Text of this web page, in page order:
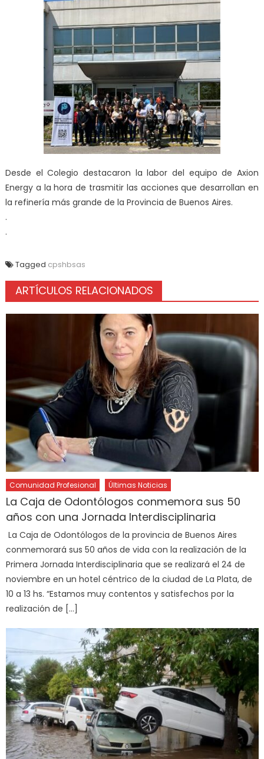
Desde el Colegio destacaron la labor del equipo de Axion
Energy a la hora de trasmitir las acciones que desarrollan en
la refinería más grande de la Provincia de Buenos Aires.
.
.
Tagged cpshbsas
ARTÍCULOS RELACIONADOS
Comunidad Profesional Últimas Noticias
La Caja de Odontólogos conmemora sus 50
años con una Jornada Interdisciplinaria
La Caja de Odontólogos de la provincia de Buenos Aires
conmemorará sus 50 años de vida con la realización de la
Primera Jornada Interdisciplinaria que se realizará el 24 de
noviembre en un hotel céntrico de la ciudad de La Plata, de
10 a 13 hs. “Estamos muy contentos y satisfechos por la
realización de […]